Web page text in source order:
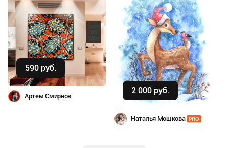
590 руб.
Купить
Артем Смирнов
2 000 руб.
Купить
Наталья Мошкова PRO